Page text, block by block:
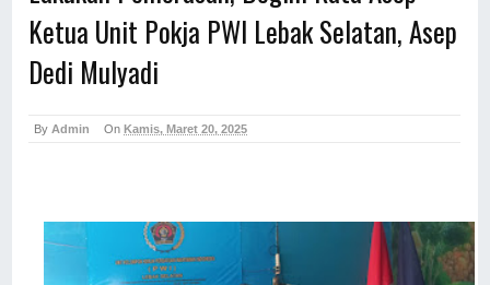
Ketua Unit Pokja PWI Lebak Selatan, Asep
Dedi Mulyadi
By Admin OnKamis, Maret 20, 2025